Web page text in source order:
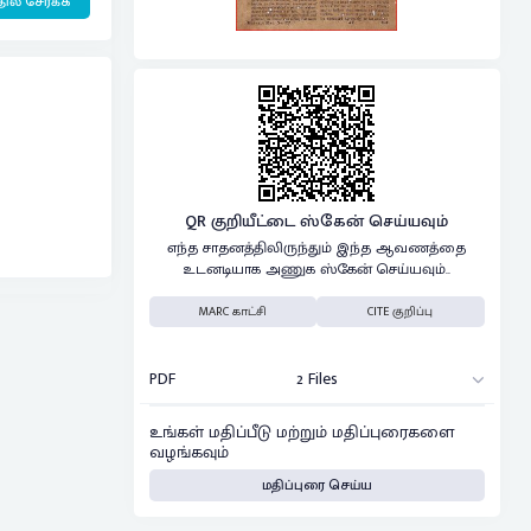
QR குறியீட்டை ஸ்கேன் செய்யவும்
எந்த சாதனத்திலிருந்தும் இந்த ஆவணத்தை
உடனடியாக அணுக ஸ்கேன் செய்யவும்..
MARC காட்சி CITE குறிப்பு
PDF 2 Files
உங்கள் மதிப்பீடு மற்றும் மதிப்புரைகளை
வழங்கவும்
மதிப்புரை செய்ய